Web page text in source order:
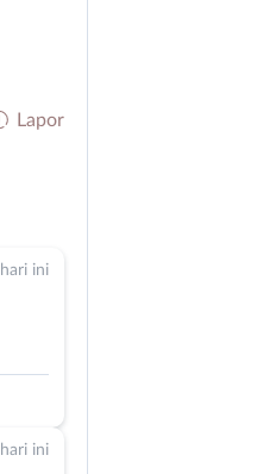
Lapor
hari ini
hari ini